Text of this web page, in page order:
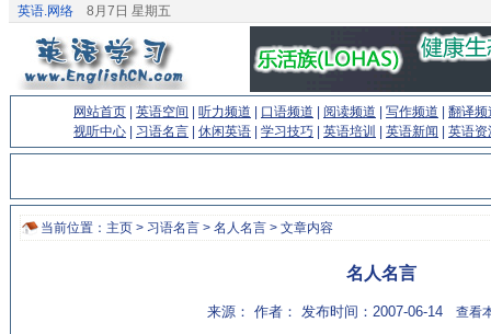
英语.网络 8月7日 星期五
网站首页 英语空间 听力频道 口语频道 阅读频道 写作频道
翻译频
视听中心
习语名言 休闲英语 学习技巧 英语培训 英语新闻 英语资
当前位置： 主页 > 习语名言 > 名人名言 > 文章内容
名人名言
来源： 作者： 发布时间：2007-06-14 查看